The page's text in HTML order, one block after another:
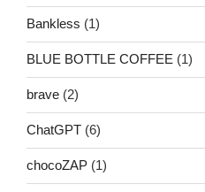
Bankless (1)
BLUE BOTTLE COFFEE (1)
brave (2)
ChatGPT (6)
chocoZAP (1)